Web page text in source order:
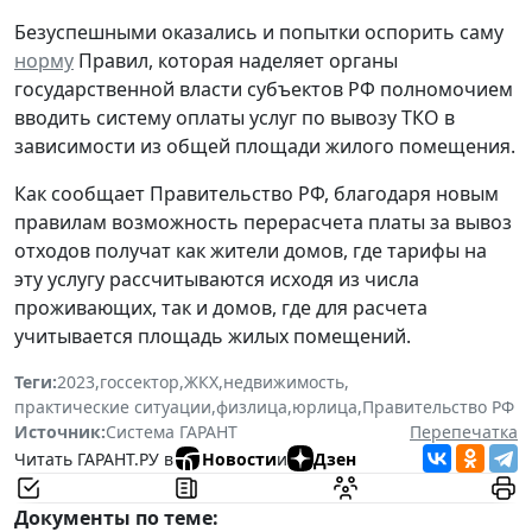
Безуспешными оказались и попытки оспорить саму
норму Правил, которая наделяет органы
государственной власти субъектов РФ полномочием
вводить систему оплаты услуг по вывозу ТКО в
зависимости из общей площади жилого помещения.
Как сообщает Правительство РФ, благодаря новым
правилам возможность перерасчета платы за вывоз
отходов получат как жители домов, где тарифы на
эту услугу рассчитываются исходя из числа
проживающих, так и домов, где для расчета
учитывается площадь жилых помещений.
Теги:2023,госсектор,ЖКХ,недвижимость,
практические ситуации,физлица,юрлица,Правительство РФ
Источник:Система ГАРАНТ
Перепечатка
Читать ГАРАНТ.РУ в
Новостии Дзен
Документы по теме: